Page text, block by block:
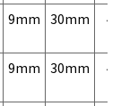
9mm 30mm
9mm 30mm